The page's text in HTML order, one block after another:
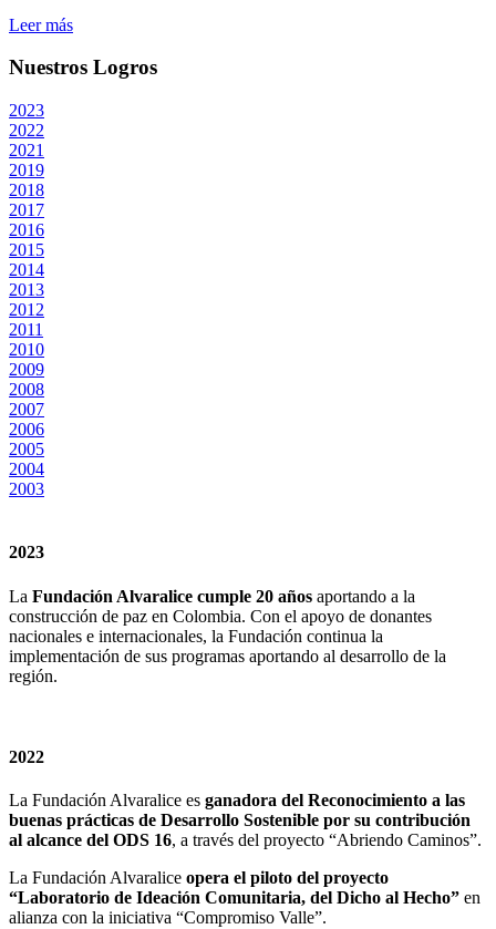
Leer más
Nuestros Logros
2023
2022
2021
2019
2018
2017
2016
2015
2014
2013
2012
2011
2010
2009
2008
2007
2006
2005
2004
2003
2023
La Fundación Alvaralice cumple 20 años aportando a la
construcción de paz en Colombia. Con el apoyo de donantes
nacionales e internacionales, la Fundación continua la
implementación de sus programas aportando al desarrollo de la
región.
2022
La Fundación Alvaralice es ganadora del Reconocimiento a las
buenas prácticas de Desarrollo Sostenible por su contribución
al alcance del ODS 16, a través del proyecto “Abriendo Caminos”.
La Fundación Alvaralice opera el piloto del proyecto
“Laboratorio de Ideación Comunitaria, del Dicho al Hecho” en
alianza con la iniciativa “Compromiso Valle”.